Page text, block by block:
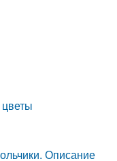
Описание